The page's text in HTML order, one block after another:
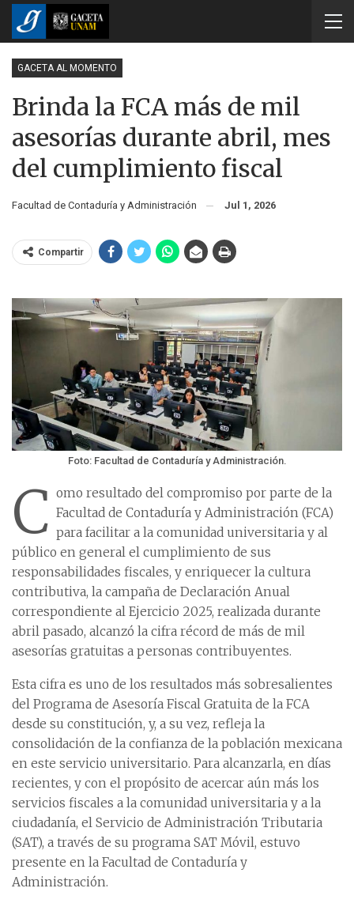
GACETA AL MOMENTO
Brinda la FCA más de mil
asesorías durante abril, mes
del cumplimiento fiscal
Facultad de Contaduría y Administración Jul 1, 2026
Compartir
Foto: Facultad de Contaduría y Administración.
C omo resultado del compromiso por parte de la
Facultad de Contaduría y Administración (FCA)
para facilitar a la comunidad universitaria y al
público en general el cumplimiento de sus
responsabilidades fiscales, y enriquecer la cultura
contributiva, la campaña de Declaración Anual
correspondiente al Ejercicio 2025, realizada durante
abril pasado, alcanzó la cifra récord de más de mil
asesorías gratuitas a personas contribuyentes.
Esta cifra es uno de los resultados más sobresalientes
del Programa de Asesoría Fiscal Gratuita de la FCA
desde su constitución, y, a su vez, refleja la
consolidación de la confianza de la población mexicana
en este servicio universitario. Para alcanzarla, en días
recientes, y con el propósito de acercar aún más los
servicios fiscales a la comunidad universitaria y a la
ciudadanía, el Servicio de Administración Tributaria
(SAT), a través de su programa SAT Móvil, estuvo
presente en la Facultad de Contaduría y
Administración.